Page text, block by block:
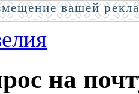
на
вашей